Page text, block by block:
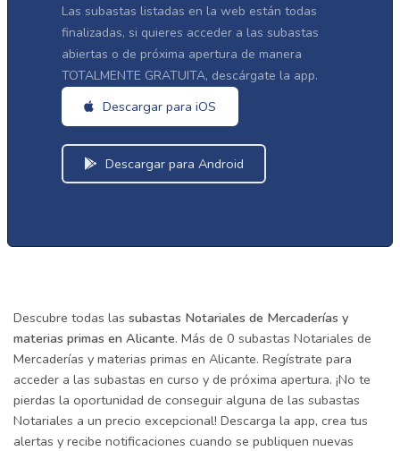
Las subastas listadas en la web están todas
finalizadas, si quieres acceder a las subastas
abiertas o de próxima apertura de manera
TOTALMENTE GRATUITA, descárgate la app.
Descargar para iOS
Descargar para Android
Descubre todas las subastas Notariales de Mercaderías y
materias primas en Alicante. Más de 0 subastas Notariales de
Mercaderías y materias primas en Alicante. Regístrate para
acceder a las subastas en curso y de próxima apertura. ¡No te
pierdas la oportunidad de conseguir alguna de las subastas
Notariales a un precio excepcional! Descarga la app, crea tus
alertas y recibe notificaciones cuando se publiquen nuevas